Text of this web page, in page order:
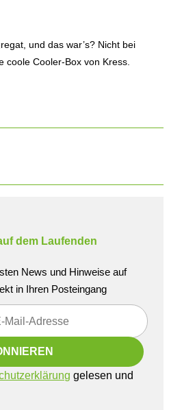
und das war’s? Nicht bei
coole Cooler-Box von Kress.
dem Laufenden
News und Hinweise auf
in Ihren Posteingang
gelesen und